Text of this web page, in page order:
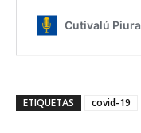
ETIQUETAS covid-19